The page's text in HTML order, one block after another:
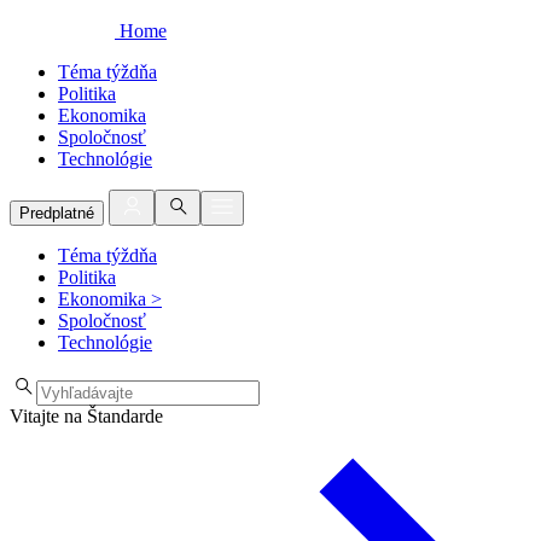
Home
Téma týždňa
Politika
Ekonomika
Spoločnosť
Technológie
Predplatné
Téma týždňa
Politika
Ekonomika >
Spoločnosť
Technológie
Vitajte na Štandarde